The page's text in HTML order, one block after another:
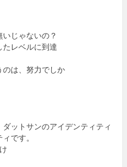
じゃないの？
たレベルに到達
は、努力でしか
ットサンのアイデンティティ
です。